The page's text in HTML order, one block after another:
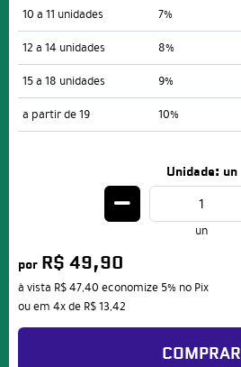
10 a 11 unidades
7%
12 a 14 unidades
8%
15 a 18 unidades
9%
a partir de 19
10%
Unidade: un
un
por R$ 49,90
à vista R$ 47,40 economize 5% no Pix
ou em 4xde R$ 13,42
COMPRAR